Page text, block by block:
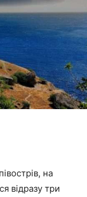
на
відразу три